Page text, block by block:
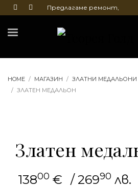
Предлагаме ремонт,
на бижута
HOME МАГАЗИН ЗЛАТНИ МЕДАЛЬОНИ
ЗЛАТЕН МЕДАЛЬОН
Златен
13800 € / 26990 лв.